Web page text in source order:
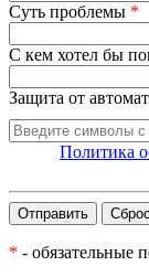
Суть проблемы *
С кем хотел бы
Защита от
Политика
* - обязательные